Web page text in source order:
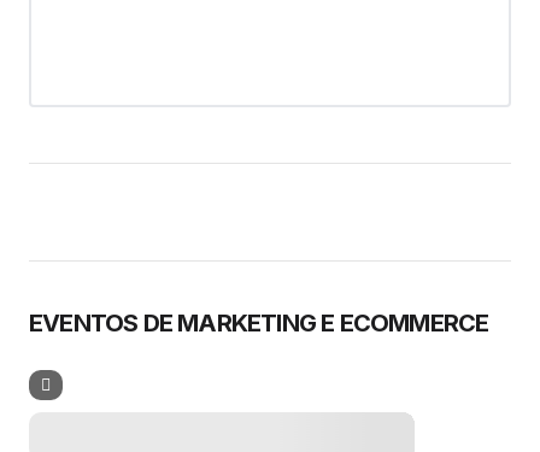
EVENTOS DE MARKETING E ECOMMERCE